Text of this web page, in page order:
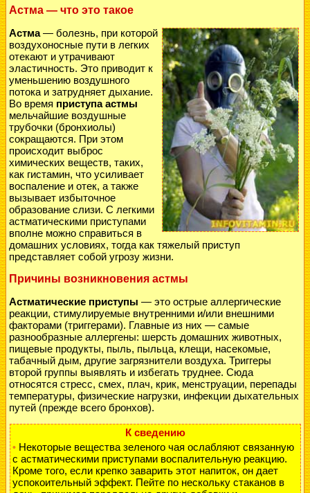
Астма — что это такое
Астма— болезнь, при которой
воздухоносные пути в легких
отекают и утрачивают
эластичность. Это приводит к
уменьшению воздушного
потока и затрудняет дыхание.
Во время приступа астмы
мельчайшие воздушные
трубочки (бронхиолы)
сокращаются. При этом
происходит выброс
химических веществ, таких,
как гистамин, что усиливает
воспаление и отек, а также
вызывает избыточное
образование слизи. С легкими
астматическими приступами
вполне можно справиться в
домашних условиях, тогда как тяжелый приступ
представляет собой угрозу жизни.
Причины возникновения астмы
Астматические приступы — это острые аллергические
реакции, стимулируемые внутренними и/или внешними
факторами (триггерами). Главные из них — самые
разнообразные аллергены: шерсть домашних животных,
пищевые продукты, пыль, пыльца, клещи, насекомые,
табачный дым, другие загрязнители воздуха. Триггеры
второй группы выявлять и избегать труднее. Сюда
относятся стресс, смех, плач, крик, менструации, перепады
температуры, физические нагрузки, инфекции дыхательных
путей (прежде всего бронхов).
К сведению
•Некоторые вещества зеленого чая ослабляют связанную
с астматическими приступами воспалительную реакцию.
Кроме того, если крепко заварить этот напиток, он дает
успокоительный эффект. Пейте по нескольку стаканов в